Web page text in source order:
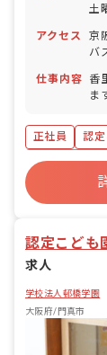
土
勤
振
程
給
兼
能
す
欠
アクセス
京
バ
備） ◇近隣から通勤す
が
は
夕
た
仕事内容
香
ま
な
育業務全
入
す。
正社員 認
ボーナス・賞
寮・住宅・
残業少なめ
認定こども
求人
学校法人邨橋学園
大阪府/門真市